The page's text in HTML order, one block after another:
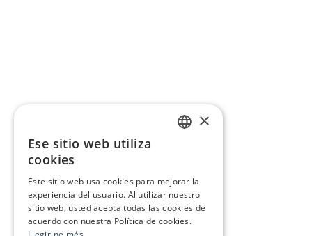
×
Ese sitio web utiliza
cookies
Este sitio web usa cookies para mejorar la
experiencia del usuario. Al utilizar nuestro
sitio web, usted acepta todas las cookies de
acuerdo con nuestra Política de cookies.